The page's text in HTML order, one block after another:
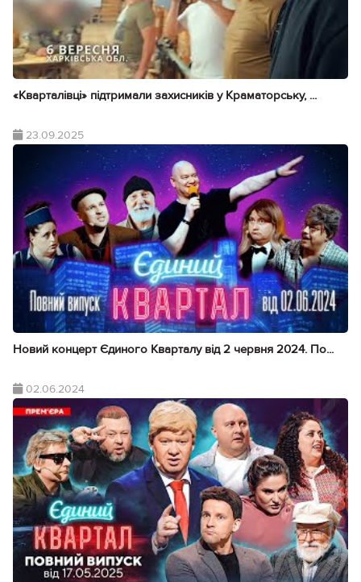
«Кварталівці» підтримали захисників у Краматорську, ...
23.09.2025
Новий концерт Єдиного Кварталу від 2 червня 2024. По...
02.06.2024